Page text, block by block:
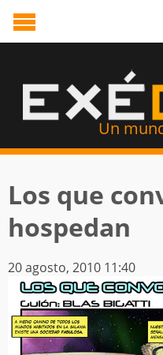
Un
Los que
hospedan
20 agosto, 2010 11:40